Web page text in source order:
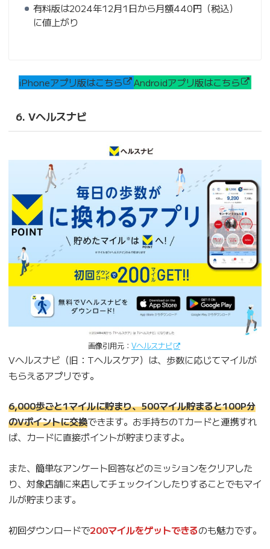
有料版は2024年12月1日から月額440円（税込）
に値上がり
iPhoneアプリ版はこちら Androidアプリ版はこちら
6. Vヘルスナビ
画像引用元： Vヘルスナビ
Vヘルスナビ（旧：Tヘルスケア）は、歩数に応じてマイルが
もらえるアプリです。
6,000歩ごと1マイルに貯まり、500マイル貯まると100P分
のVポイントに交換できます。お手持ちのTカードと連携すれ
ば、カードに直接ポイントが貯まりますよ。
また、簡単なアンケート回答などのミッションをクリアした
り、対象店舗に来店してチェックインしたりすることでもマイ
ルが貯まります。
初回ダウンロードで200マイルをゲットできるのも魅力です。